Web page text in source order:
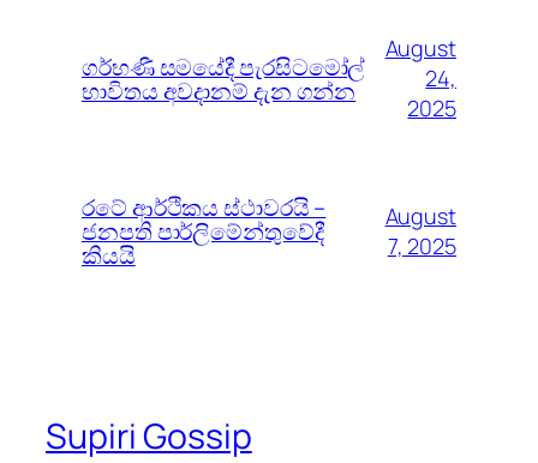
ගර්භණී සමයේදී පැරසිටමෝල්
භාවිතය අවදානම් දැන ගන්න
August
24,
2025
රටේ ආර්ථිකය ස්ථාවරයි –
ජනපති පාර්ලිමේන්තුවේදී
කියයි
August
7, 2025
Supiri Gossip